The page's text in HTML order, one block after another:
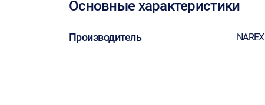
Основные характеристики
Производитель NAREX